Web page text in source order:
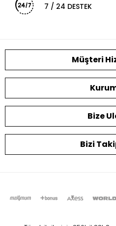
7 / 24 DESTEK
Müşteri
Bize
Bizi